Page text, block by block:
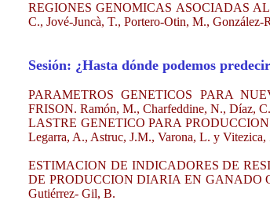
REGIONES GENOMICAS ASOCIADAS
C., Jové-Juncà, T., Portero-Otin, M.,
Sesión: ¿Hasta dónde podemos
PARAMETROS GENETICOS PARA
FRISON. Ramón, M., Charfeddine, N., Díaz,
LASTRE GENETICO PARA
Legarra, A., Astruc, J.M., Varona, L. y Vitezica,
ESTIMACION DE INDICADORES DE
DE PRODUCCION DIARIA EN GANADO
Gutiérrez- Gil, B.